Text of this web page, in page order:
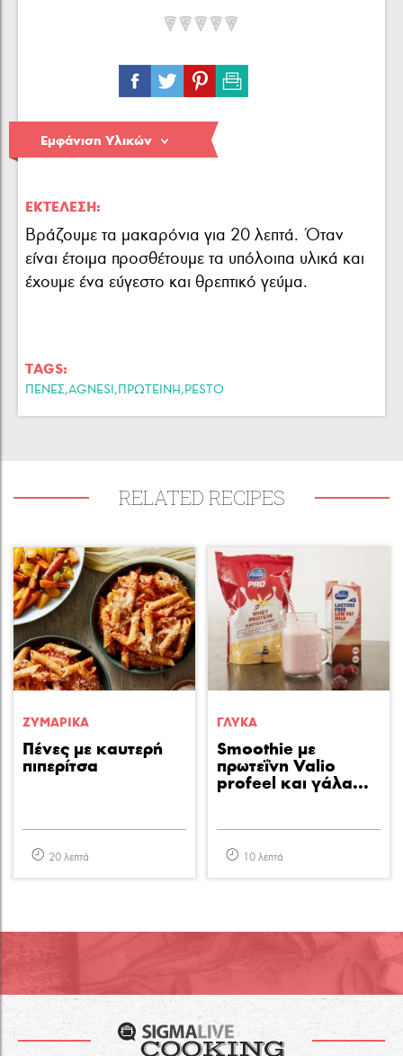
Ζυμαρικά
Εμφάνιση Υλικών
ΕΚΤΈΛΕΣΗ:
Βράζουμε τα μακαρόνια για 20 λεπτά. Όταν
είναι έτοιμα προσθέτουμε τα υπόλοιπα υλικά και
έχουμε ένα εύγεστο και θρεπτικό γεύμα.
TAGS:
ΠΕΝΕΣ,AGNESI,ΠΡΩΤΕΙΝΗ,PESTO
RELATED RECIPES
ΖΥΜΑΡΙΚA
Πένες με καυτερή
πιπερίτσα
20 λεπτά
ΓΛΥΚA
Smoothie με
πρωτεΐνη Valio
profeel και γάλα...
10 λεπτά